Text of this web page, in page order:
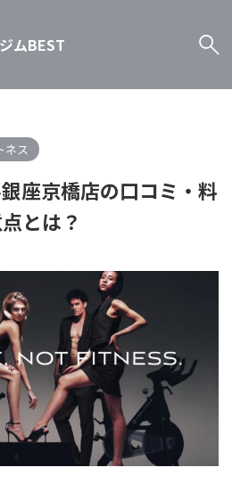
ジムBEST
ネス
座京橋店の口コミ・料
とは？